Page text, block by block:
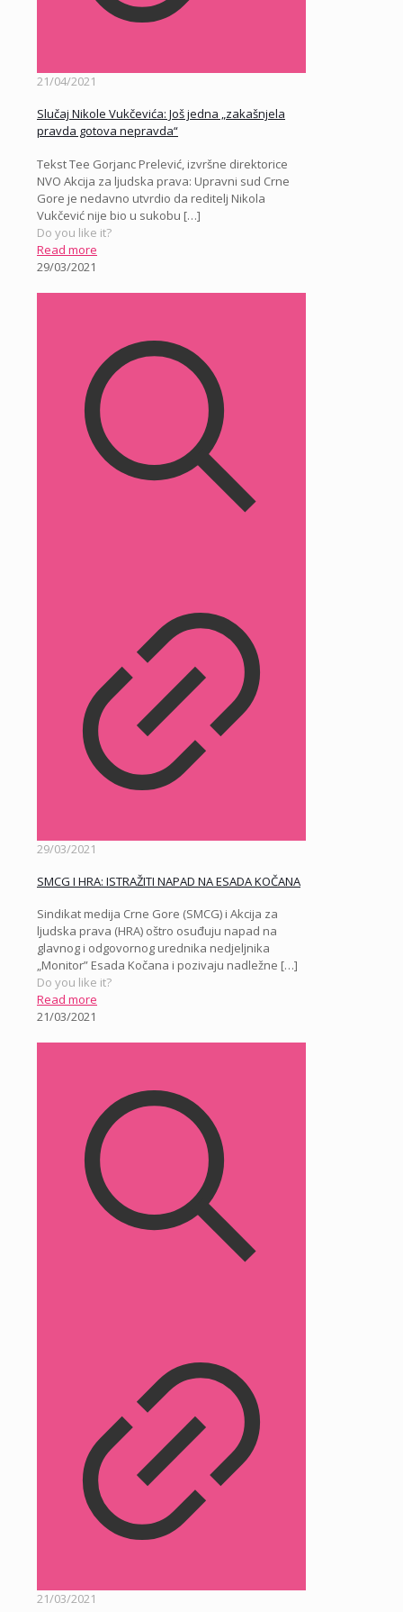
21/04/2021
Slučaj Nikole Vukčevića: Još jedna „zakašnjela
pravda gotova nepravda“
Tekst Tee Gorjanc Prelević, izvršne direktorice
NVO Akcija za ljudska prava: Upravni sud Crne
Gore je nedavno utvrdio da reditelj Nikola
Vukčević nije bio u sukobu […]
Do you like it?
Read more
29/03/2021
29/03/2021
SMCG I HRA: ISTRAŽITI NAPAD NA ESADA KOČANA
Sindikat medija Crne Gore (SMCG) i Akcija za
ljudska prava (HRA) oštro osuđuju napad na
glavnog i odgovornog urednika nedjeljnika
„Monitor” Esada Kočana i pozivaju nadležne […]
Do you like it?
Read more
21/03/2021
21/03/2021